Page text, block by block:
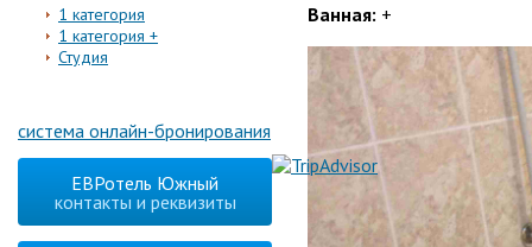
1 категория
1 категория +
Студия
система онлайн-бронирования
ЕВРотель Южный
контакты и реквизиты
Ванная: +